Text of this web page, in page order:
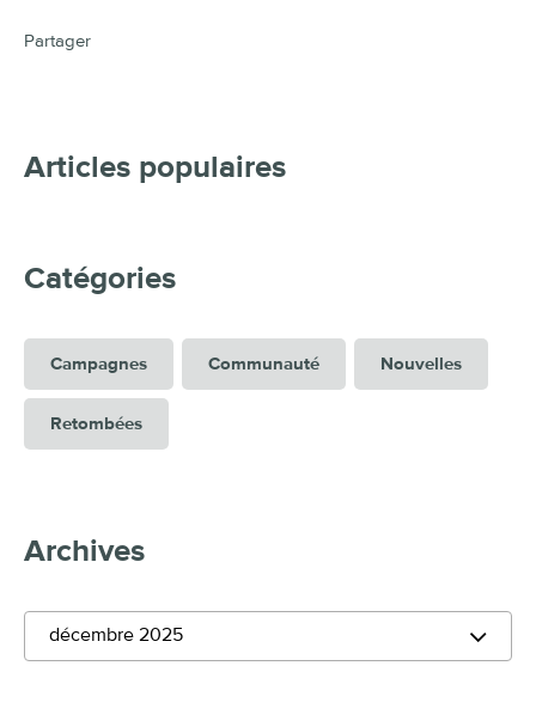
Partager
Articles populaires
Catégories
Campagnes Communauté Nouvelles
Retombées
Archives
décembre 2025